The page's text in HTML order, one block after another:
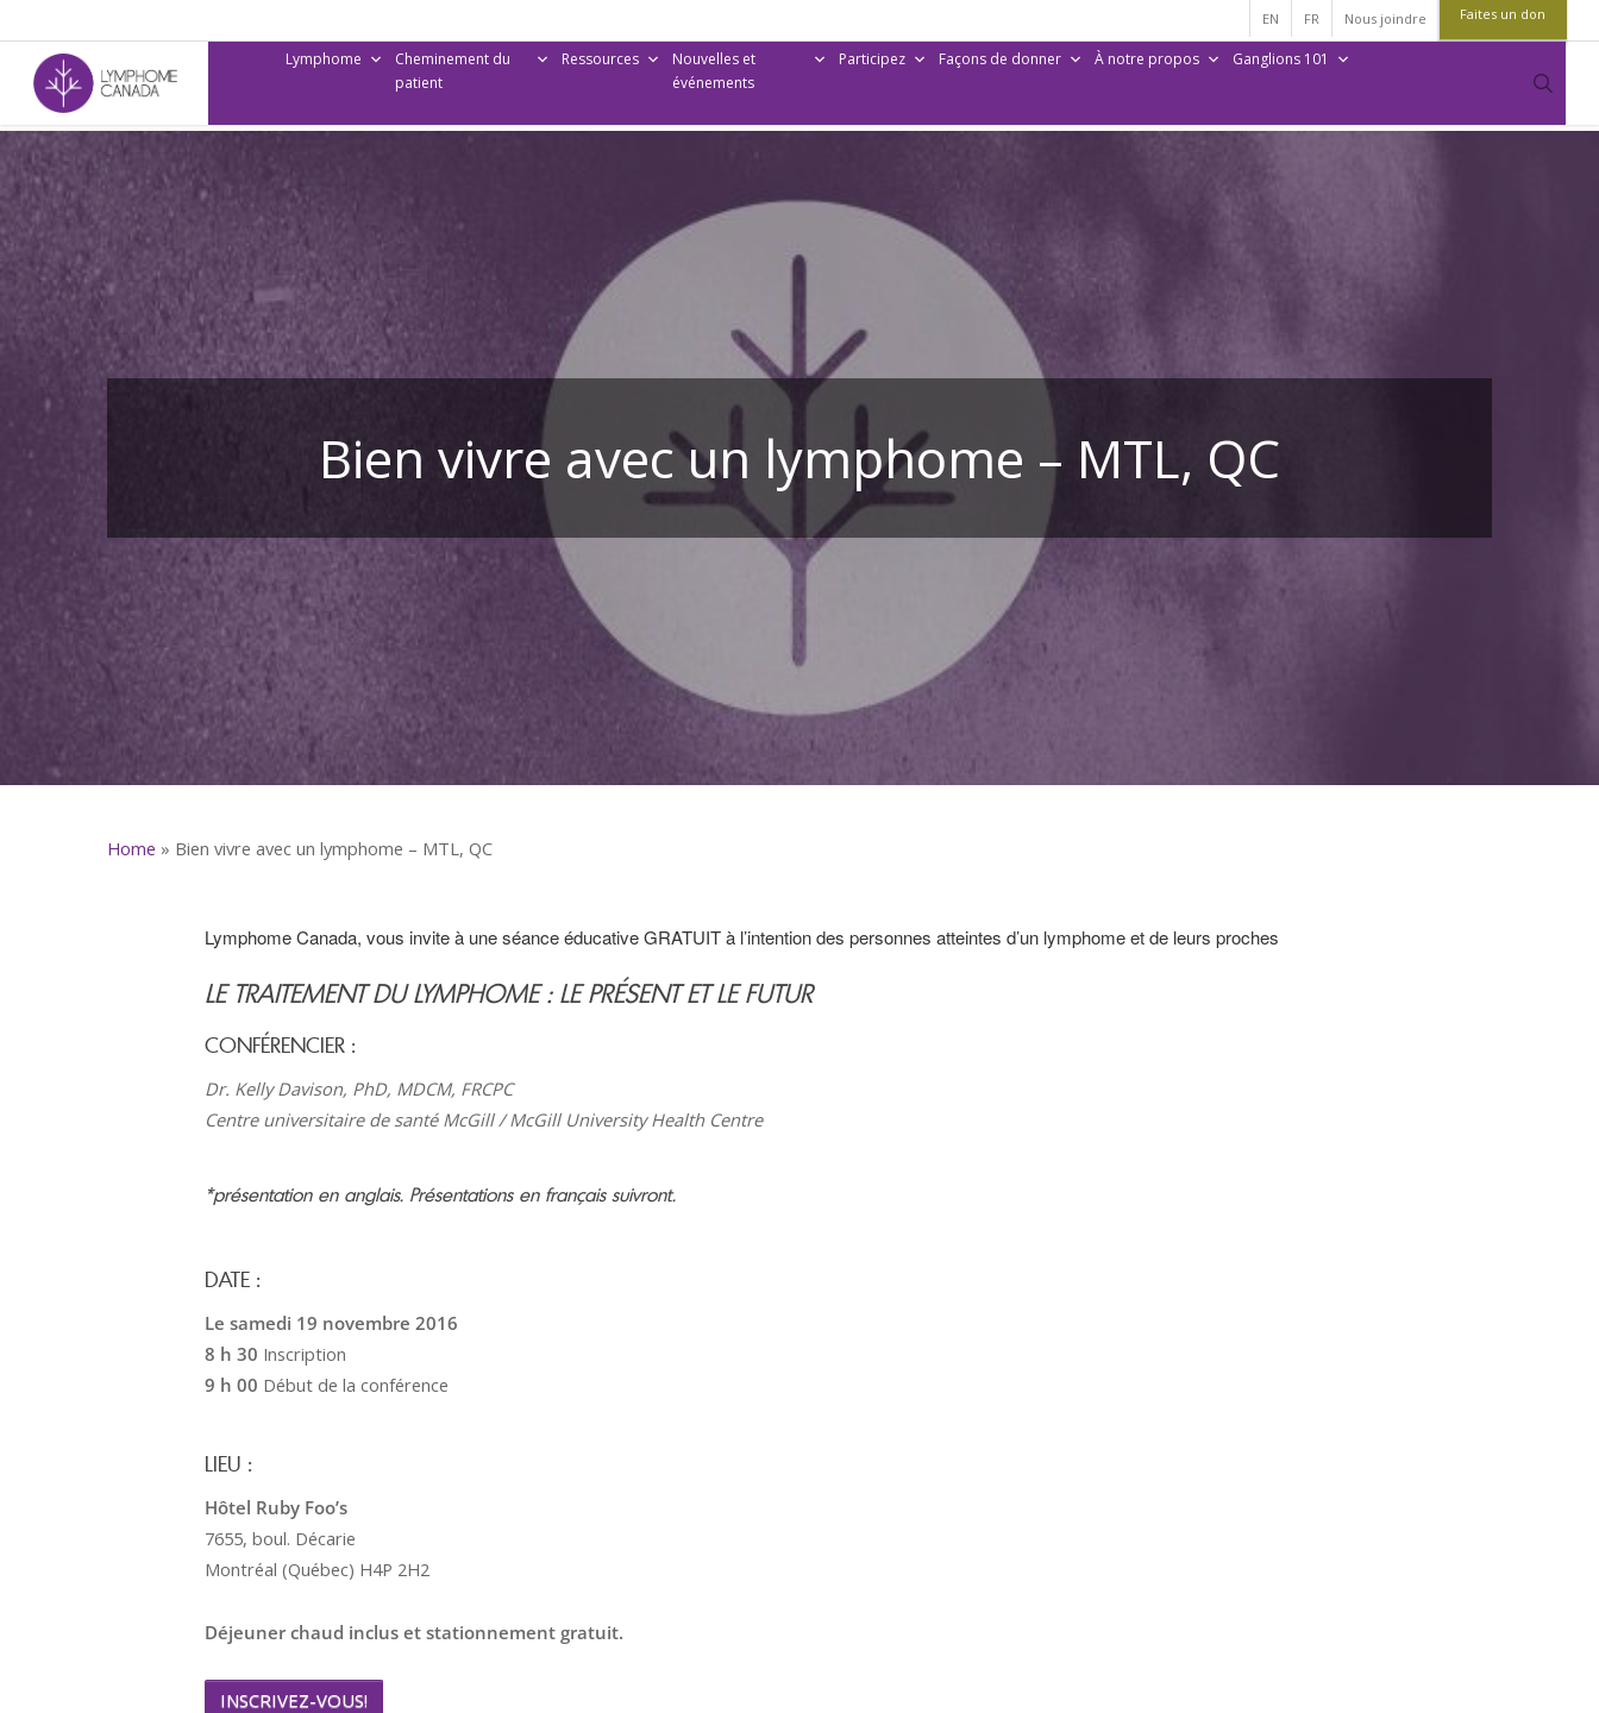
to
main
content
EN FR Nous joindre Faites un don
Lymphome
Cheminement du
patient
Ressources
Nouvelles et
événements
Participez Façons de donner À notre propos Ganglions 101
Bien vivre avec un lymphome – MTL, QC
Home » Bien vivre avec un lymphome – MTL, QC
Lymphome Canada, vous invite à une séance éducative GRATUIT à l’intention des personnes atteintes d’un lymphome et de leurs proches
LE TRAITEMENT DU LYMPHOME : LE PRÉSENT ET LE FUTUR
CONFÉRENCIER :
Dr. Kelly Davison, PhD, MDCM, FRCPC
Centre universitaire de santé McGill / McGill University Health Centre
*présentation en anglais. Présentations en français suivront.
DATE :
Le samedi 19 novembre 2016
8 h 30 Inscription
9 h 00 Début de la conférence
LIEU :
Hôtel Ruby Foo’s
7655, boul. Décarie
Montréal (Québec) H4P 2H2
Déjeuner chaud inclus et stationnement gratuit.
INSCRIVEZ-VOUS!